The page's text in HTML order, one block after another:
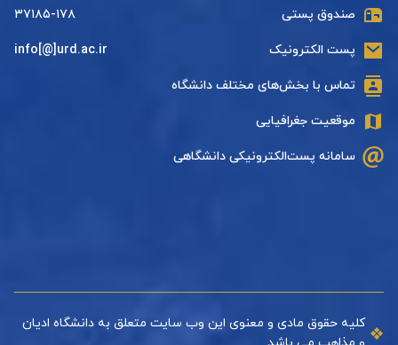
صندوق پستی ۳۷۱۸۵-۱۷۸
پست الکترونیک info[@]urd.ac.ir
تماس با بخش‌های مختلف دانشگاه
موقعیت جغرافیایی
سامانه پست‌الکترونیکی دانشگاهی
کلیه حقوق مادی و معنوی این وب سایت متعلق به دانشگاه ادیان